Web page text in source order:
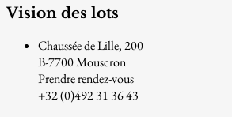
Vision des lots
Chaussée de Lille, 200
B-7700 Mouscron
Prendre rendez-vous
+32 (0)492 31 36 43